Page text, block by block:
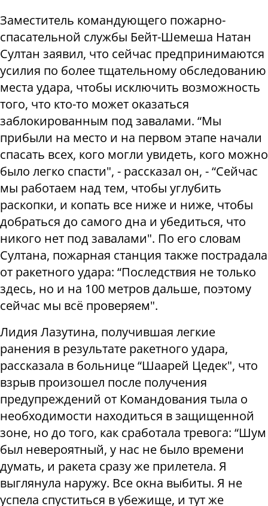
Заместитель командующего пожарно-
спасательной службы Бейт-Шемеша Натан
Султан заявил, что сейчас предпринимаются
усилия по более тщательному обследованию
места удара, чтобы исключить возможность
того, что кто-то может оказаться
заблокированным под завалами. “Мы
прибыли на место и на первом этапе начали
спасать всех, кого могли увидеть, кого можно
было легко спасти", - рассказал он, - “Сейчас
мы работаем над тем, чтобы углубить
раскопки, и копать все ниже и ниже, чтобы
добраться до самого дна и убедиться, что
никого нет под завалами". По его словам
Султана, пожарная станция также пострадала
от ракетного удара: “Последствия не только
здесь, но и на 100 метров дальше, поэтому
сейчас мы всё проверяем".
Лидия Лазутина, получившая легкие
ранения в результате ракетного удара,
рассказала в больнице “Шаарей Цедек", что
взрыв произошел после получения
предупреждений от Командования тыла о
необходимости находиться в защищенной
зоне, но до того, как сработала тревога: “Шум
был невероятный, у нас не было времени
думать, и ракета сразу же прилетела. Я
выглянула наружу. Все окна выбиты. Я не
успела спуститься в убежище, и тут же